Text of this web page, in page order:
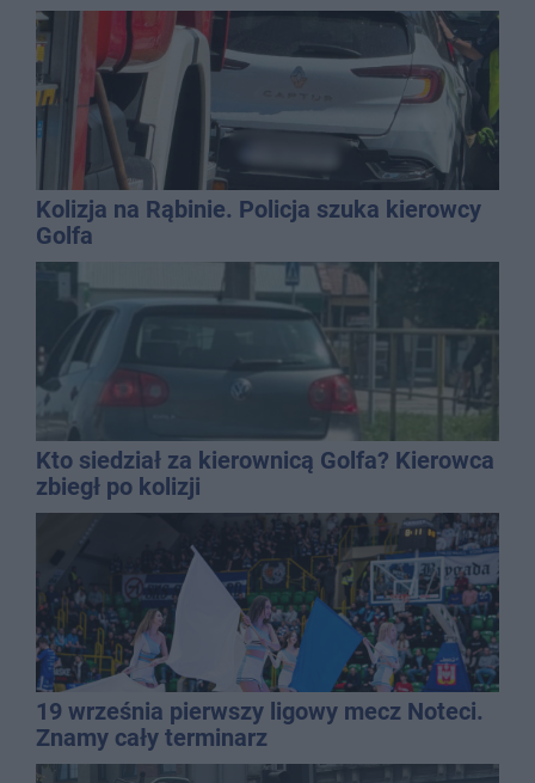
Kolizja na Rąbinie. Policja szuka kierowcy
Golfa
Kto siedział za kierownicą Golfa? Kierowca
zbiegł po kolizji
19 września pierwszy ligowy mecz Noteci.
Znamy cały terminarz